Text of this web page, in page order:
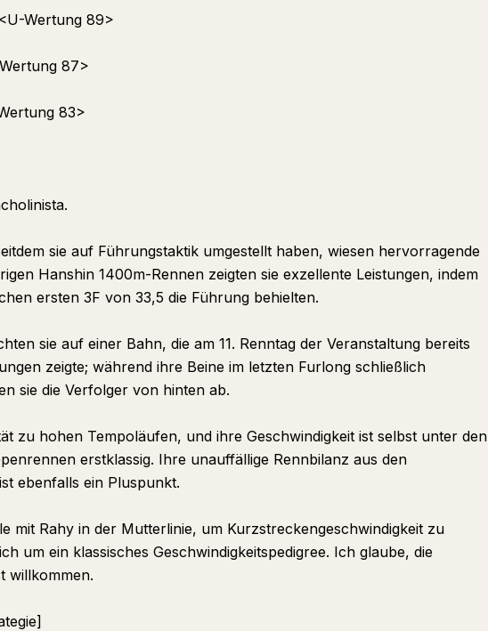
Wertung 89>
87>
83>
sie auf Führungstaktik umgestellt haben, wiesen hervorragende
Hanshin 1400m-Rennen zeigten sie exzellente Leistungen, indem
ersten 3F von 33,5 die Führung behielten.
sie auf einer Bahn, die am 11. Renntag der Veranstaltung bereits
zeigte; während ihre Beine im letzten Furlong schließlich
sie die Verfolger von hinten ab.
zu hohen Tempoläufen, und ihre Geschwindigkeit ist selbst unter den
erstklassig. Ihre unauffällige Rennbilanz aus den
ebenfalls ein Pluspunkt.
mit Rahy in der Mutterlinie, um Kurzstreckengeschwindigkeit zu
um ein klassisches Geschwindigkeitspedigree. Ich glaube, die
willkommen.